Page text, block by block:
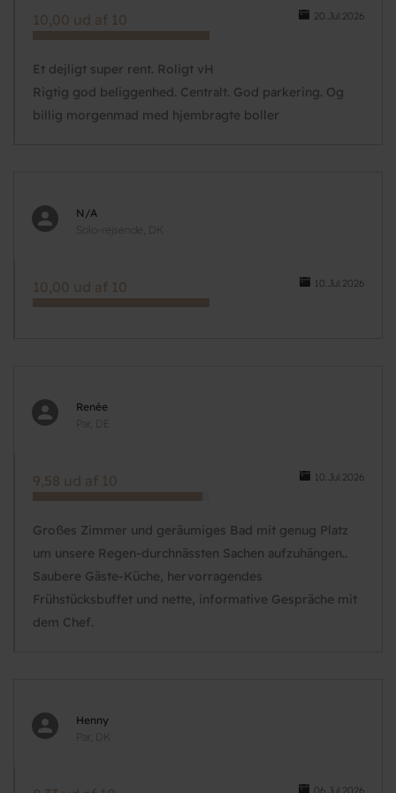
20.Jul.2026
10,00 ud af 10
Et dejligt super rent. Roligt vH
Rigtig god beliggenhed. Centralt. God parkering. Og
billig morgenmad med hjembragte boller
N/A
Solo-rejsende, DK
10.Jul.2026
10,00 ud af 10
Renée
Par, DE
10.Jul.2026
9,58 ud af 10
Großes Zimmer und geräumiges Bad mit genug Platz
um unsere Regen-durchnässten Sachen aufzuhängen..
Saubere Gäste-Küche, hervorragendes
Frühstücksbuffet und nette, informative Gespräche mit
dem Chef.
Henny
Par, DK
06.Jul.2026